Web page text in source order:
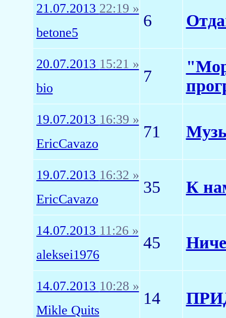
21.07.2013 22:19 »
betone5
6
20.07.2013 15:21 »
bio
7
19.07.2013 16:39 »
EricCavazo
71
19.07.2013 16:32 »
EricCavazo
35 К
14.07.2013 11:26 »
aleksei1976
45
14.07.2013 10:28 »
Mikle Quits
14